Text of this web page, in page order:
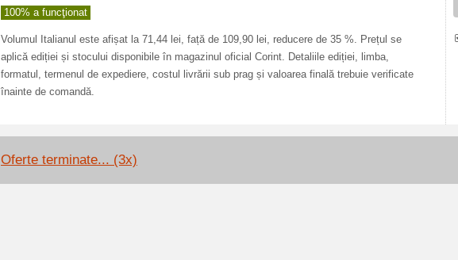
100% a funcţionat
Volumul Italianul este afișat la 71,44 lei, față de 109,90 lei, reducere de 35 %. Prețul se
aplică ediției și stocului disponibile în magazinul oficial Corint. Detaliile ediției, limba,
formatul, termenul de expediere, costul livrării sub prag și valoarea finală trebuie verificate
înainte de comandă.
Oferte terminate... (3x)